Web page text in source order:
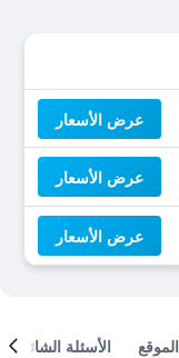
عرض الأسعار
عرض الأسعار
عرض الأسعار
الموقع الأسئلة الشائعة